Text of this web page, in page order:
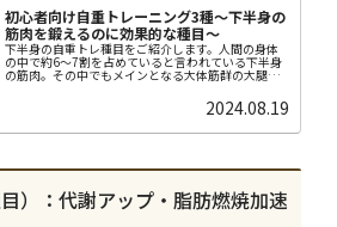
初心者向け自重トレーニング3種〜下半身の
筋肉を鍛えるのに効果的な種目〜
下半身の自重トレ種目をご紹介します。人間の身体
の中で約6〜7割を占めていると言われている下半身
の筋肉。その中でもメインとなる大体筋群の大腿四
2024.08.19
）：代謝アップ・脂肪燃焼加速